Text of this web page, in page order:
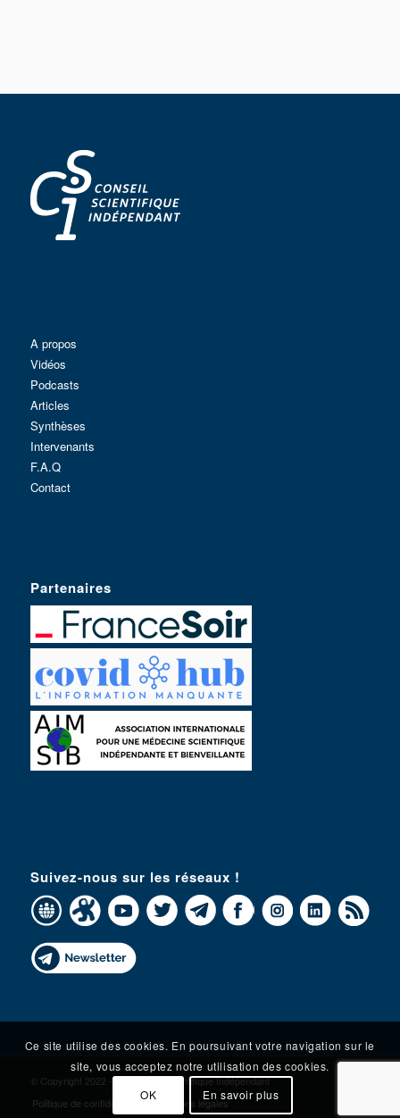
A propos
Vidéos
Podcasts
Articles
Synthèses
Intervenants
F.A.Q
Contact
Partenaires
Suivez-nous sur les réseaux !
© Copyright 2022 - Le Conseil Scientifique Indépendant
Politique de confidentialité et mentions légales
Ce site utilise des cookies. En poursuivant votre navigation sur le
site, vous acceptez notre utilisation des cookies.
OK
En savoir plus